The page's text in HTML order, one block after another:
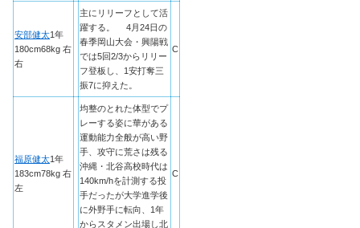
安部健太1年
180cm68kg 右
右
主にリリーフとして活
躍する。 4月24日の
春季岡山大会・興陽戦
では5回2/3からリリー
フ登板し、1安打奪三
振7に抑えた。
C
福原健太1年
183cm78kg 右
左
均整のとれた体型でプ
レーする姿に華がある
運動能力全般が高い野
手、攻守に荒さは残る
沖縄・北谷高校時代は
140km/hを計測する投
手だったが大学進学後
に外野手に転向、1年
からスタメン出場し北
C